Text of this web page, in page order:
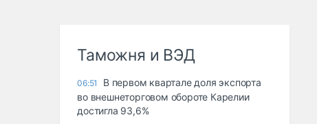
Таможня и ВЭД
06:51
В первом квартале доля экспорта
во внешнеторговом обороте Карелии
достигла 93,6%